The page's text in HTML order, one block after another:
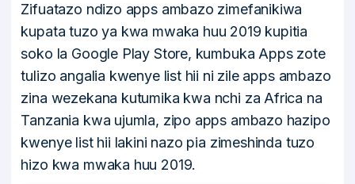
Zifuatazo ndizo apps ambazo zimefanikiwa
kupata tuzo ya kwa mwaka huu 2019 kupitia
soko la Google Play Store, kumbuka Apps zote
tulizo angalia kwenye list hii ni zile apps ambazo
zina wezekana kutumika kwa nchi za Africa na
Tanzania kwa ujumla, zipo apps ambazo hazipo
kwenye list hii lakini nazo pia zimeshinda tuzo
hizo kwa mwaka huu 2019.